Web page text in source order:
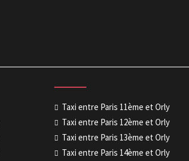
Taxi entre Paris 11ème et Orly
Taxi entre Paris 12ème et Orly
Taxi entre Paris 13ème et Orly
Taxi entre Paris 14ème et Orly